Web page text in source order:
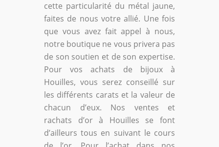
cette particularité du métal jaune,
faites de nous votre allié. Une fois
que vous avez fait appel à nous,
notre boutique ne vous privera pas
de son soutien et de son expertise.
Pour vos achats de bijoux à
Houilles, vous serez conseillé sur
les différents carats et la valeur de
chacun d’eux. Nos ventes et
rachats d’or à Houilles se font
d’ailleurs tous en suivant le cours